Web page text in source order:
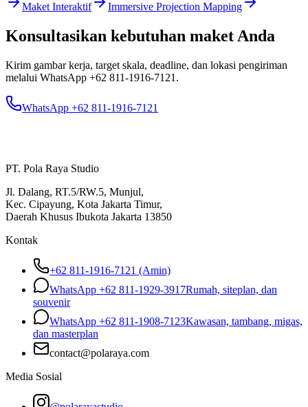
Maket Interaktif
Immersive Projection Mapping
Konsultasikan kebutuhan maket Anda
Kirim gambar kerja, target skala, deadline, dan lokasi pengiriman
melalui WhatsApp +62 811-1916-7121 .
WhatsApp +62 811-1916-7121
PT. Pola Raya Studio
Jl. Dalang, RT.5/RW.5, Munjul,
Kec. Cipayung, Kota Jakarta Timur,
Daerah Khusus Ibukota Jakarta 13850
Kontak
+62 811-1916-7121 (Amin)
WhatsApp +62 811-1929-3917Rumah, siteplan, dan
souvenir
WhatsApp +62 811-1908-7123Kawasan, tambang, migas,
dan masterplan
contact@polaraya.com
Media Sosial